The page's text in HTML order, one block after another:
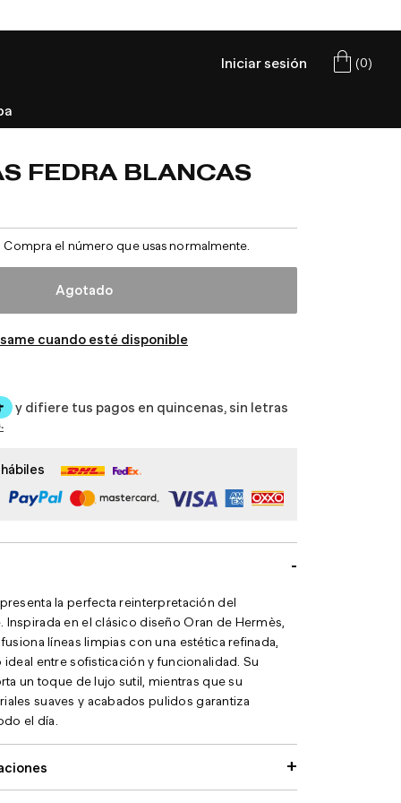
Iniciar sesión Carrito
(0)
FEDRA BLANCAS
Compra el número que usas normalmente.
Agotado
cuando esté disponible
la perfecta reinterpretación del
Inspirada en el clásico diseño Oran de Hermès,
líneas limpias con una estética refinada,
entre sofisticación y funcionalidad. Su
un toque de lujo sutil, mientras que su
suaves y acabados pulidos garantiza
el día.